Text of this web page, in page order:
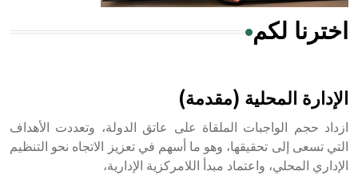
هل تعلم أن الأبسيد كلمة فرنسية اللفظ تم اعتمادها مصطلحاً
- هل تعلم أن أبجر Abgar اسم معروف جيداً يعود إلى عدد من
اخترنا لكم
الإدارة المحلية (مقدمة)
ازداد حجم الواجبات الملقاة على عاتق الدولة، وتعددت الأهداف
التي تسعى إلى تحقيقها، وهو ما أسهم في تعزيز الاتجاه نحو التنظيم
الإداري المحلي، واعتماد مبدأ اللامركزية الإدارية،